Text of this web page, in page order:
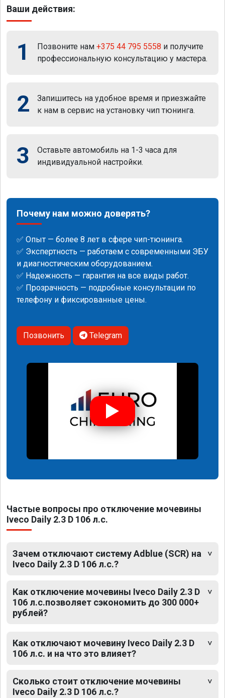
Ваши действия:
1 Позвоните нам +375 44 795 5558 и получите
профессиональную консультацию у мастера.
2
Запишитесь на удобное время и приезжайте
к нам в сервис на установку чип тюнинга.
3
Оставьте автомобиль на 1-3 часа для
индивидуальной настройки.
Почему нам можно доверять?
✅ Опыт — более 8 лет в сфере чип-тюнинга.
✅ Экспертность — работаем с современными ЭБУ
и диагностическим оборудованием.
✅ Надежность — гарантия на все виды работ.
✅ Прозрачность — подробные консультации по
телефону и фиксированные цены.
Позвонить Telegram
Частые вопросы про отключение мочевины
Iveco Daily 2.3 D 106 л.с.
Зачем отключают систему Adblue (SCR) на
Iveco Daily 2.3 D 106 л.с.?
Как отключение мочевины Iveco Daily 2.3 D
106 л.с.позволяет сэкономить до 300 000+
рублей?
Как отключают мочевину Iveco Daily 2.3 D
106 л.с. и на что это влияет?
Сколько стоит отключение мочевины
Iveco Daily 2.3 D 106 л.с.?